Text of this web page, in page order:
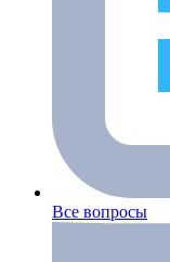
Все вопросы